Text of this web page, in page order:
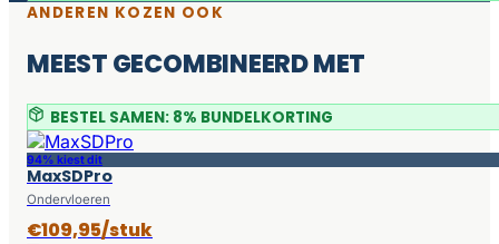
ANDEREN KOZEN OOK
MEEST GECOMBINEERD MET
BESTEL SAMEN: 8% BUNDELKORTING
94% kiest dit
MaxSDPro
Ondervloeren
€109,95/stuk